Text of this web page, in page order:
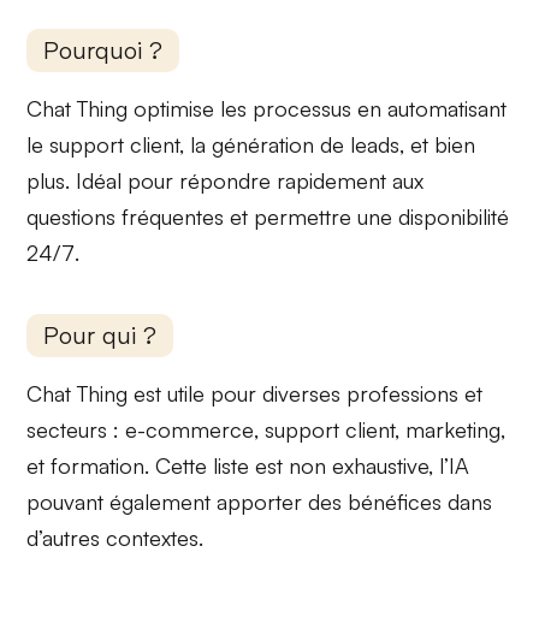
Pourquoi ?
Chat Thing optimise les processus en automatisant
le support client, la génération de leads, et bien
plus. Idéal pour répondre rapidement aux
questions fréquentes et permettre unedisponibilité
24/7.
Pour qui ?
Chat Thing est utile pour diverses professions et
secteurs :e-commerce, support client, marketing,
et formation. Cette liste est non exhaustive, l’IA
pouvant également apporterdes bénéfices dans
d’autres contextes.